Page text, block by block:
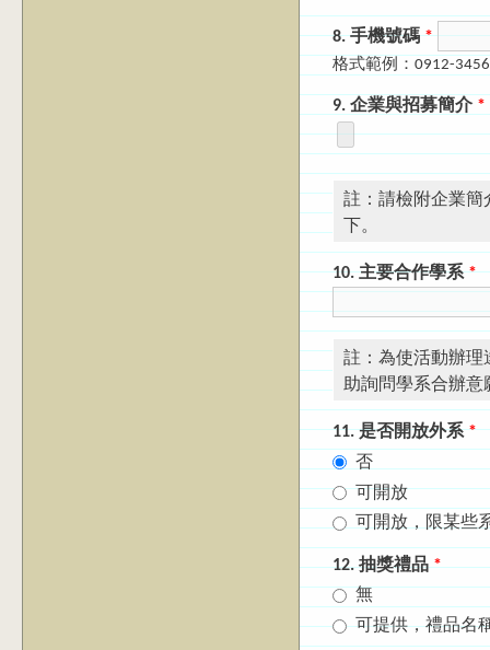
8. 手機號碼*
格式範例：0912-
9. 企業與招募簡介 *
註：請檢附企業
下。
10. 主要合作學系*
註：為使活動辦
助詢問學系合辦
11. 是否開放外系*
否
可開放
可開放，限某些
12. 抽獎禮品*
無
可提供，禮品名